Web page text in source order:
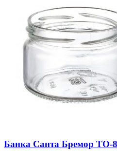
Банка Санта Бремор ТО-